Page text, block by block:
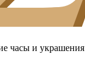
часы и украшения